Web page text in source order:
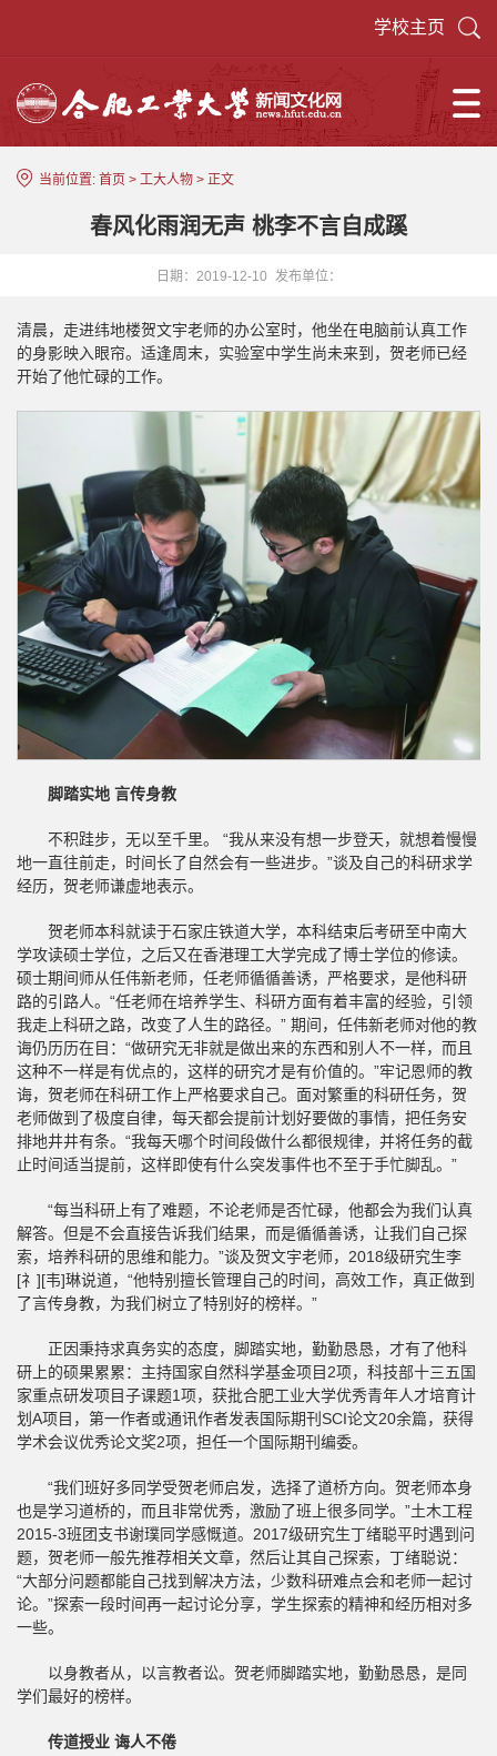
学校主页
当前位置: 首页 > 工大人物 > 正文
春风化雨润无声 桃李不言自成蹊
日期：2019-12-10 发布单位：
清晨，走进纬地楼贺文宇老师的办公室时，他坐在电脑前认真工作
的身影映入眼帘。适逢周末，实验室中学生尚未来到，贺老师已经
开始了他忙碌的工作。
脚踏实地 言传身教
不积跬步，无以至千里。 “我从来没有想一步登天，就想着慢慢
地一直往前走，时间长了自然会有一些进步。”谈及自己的科研求学
经历，贺老师谦虚地表示。
贺老师本科就读于石家庄铁道大学，本科结束后考研至中南大
学攻读硕士学位，之后又在香港理工大学完成了博士学位的修读。
硕士期间师从任伟新老师，任老师循循善诱，严格要求，是他科研
路的引路人。“任老师在培养学生、科研方面有着丰富的经验，引领
我走上科研之路，改变了人生的路径。” 期间，任伟新老师对他的教
诲仍历历在目：“做研究无非就是做出来的东西和别人不一样，而且
这种不一样是有优点的，这样的研究才是有价值的。”牢记恩师的教
诲，贺老师在科研工作上严格要求自己。面对繁重的科研任务，贺
老师做到了极度自律，每天都会提前计划好要做的事情，把任务安
排地井井有条。“我每天哪个时间段做什么都很规律，并将任务的截
止时间适当提前，这样即使有什么突发事件也不至于手忙脚乱。”
“每当科研上有了难题，不论老师是否忙碌，他都会为我们认真
解答。但是不会直接告诉我们结果，而是循循善诱，让我们自己探
索，培养科研的思维和能力。”谈及贺文宇老师，2018级研究生李
[礻][韦]琳说道，“他特别擅长管理自己的时间，高效工作，真正做到
了言传身教，为我们树立了特别好的榜样。”
正因秉持求真务实的态度，脚踏实地，勤勤恳恳，才有了他科
研上的硕果累累：主持国家自然科学基金项目2项，科技部十三五国
家重点研发项目子课题1项，获批合肥工业大学优秀青年人才培育计
划A项目，第一作者或通讯作者发表国际期刊SCI论文20余篇，获得
学术会议优秀论文奖2项，担任一个国际期刊编委。
“我们班好多同学受贺老师启发，选择了道桥方向。贺老师本身
也是学习道桥的，而且非常优秀，激励了班上很多同学。”土木工程
2015-3班团支书谢璞同学感慨道。2017级研究生丁绪聪平时遇到问
题，贺老师一般先推荐相关文章，然后让其自己探索，丁绪聪说：
“大部分问题都能自己找到解决方法，少数科研难点会和老师一起讨
论。”探索一段时间再一起讨论分享，学生探索的精神和经历相对多
一些。
以身教者从，以言教者讼。贺老师脚踏实地，勤勤恳恳，是同
学们最好的榜样。
传道授业 诲人不倦